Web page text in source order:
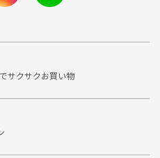
サクサクお買い物